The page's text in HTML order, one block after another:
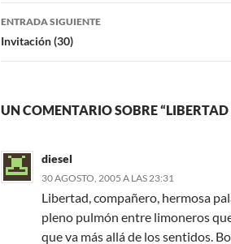
entradas
ENTRADA SIGUIENTE
Invitación (30)
UN COMENTARIO SOBRE
diesel
30 AGOSTO, 2005 A LAS 23:31
Libertad, compañero, hermosa
pleno pulmón entre limoneros
que va más allá de los sentidos.